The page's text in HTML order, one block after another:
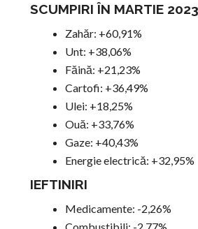
SCUMPIRI ÎN MARTIE
Zahăr: +60,91%
Unt: +38,06%
Făină: +21,23%
Cartofi: +36,49%
Ulei: +18,25%
Ouă: +33,76%
Gaze: +40,43%
Energie electrică: +32,95%
IEFTINIRI
Medicamente: -2,26%